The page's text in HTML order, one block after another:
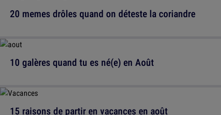
20 memes drôles quand on déteste la coriandre
15 raisons de partir en vacances en août
10 galères quand tu es né(e) en Août